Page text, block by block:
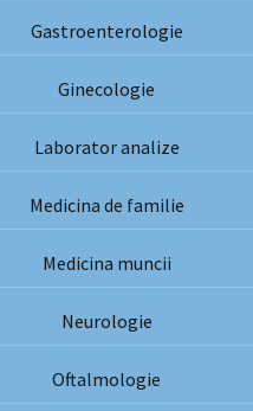
Gastroenterologie
Ginecologie
Laborator analize
Medicina de familie
Medicina muncii
Neurologie
Oftalmologie